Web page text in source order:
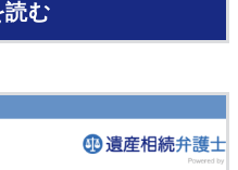
む